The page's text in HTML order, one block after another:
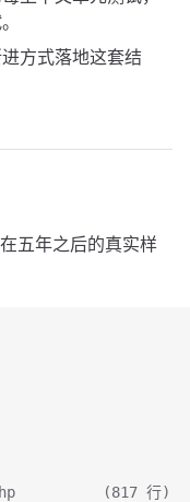
方式落地这套结
五年之后的真实样
(817 行)